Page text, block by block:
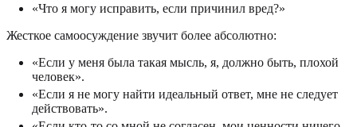
«Что я могу исправить, если причинил вред?»
Жесткое самоосуждение звучит более абсолютно:
«Если у меня была такая мысль, я, должно быть, плохой
человек».
«Если я не могу найти идеальный ответ, мне не следует
действовать».